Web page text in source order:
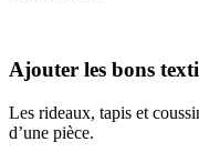
Ajouter les bons
Les rideaux, tapis et
d’une pièce.